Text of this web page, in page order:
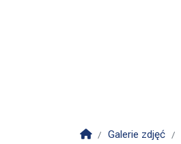
Strona główna
Galerie zdjęć